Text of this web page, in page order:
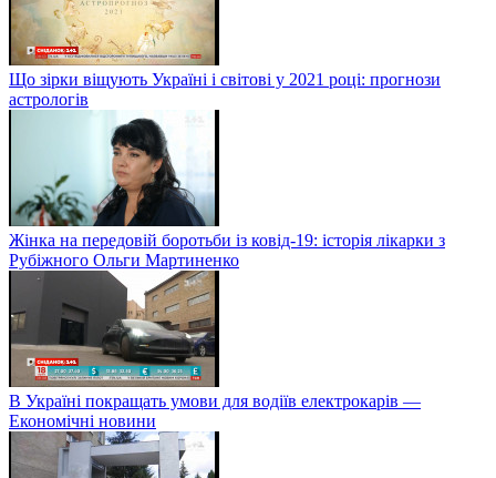
Що зірки віщують Україні і світові у 2021 році: прогнози
астрологів
Жінка на передовій боротьби із ковід-19: історія лікарки з
Рубіжного Ольги Мартиненко
В Україні покращать умови для водіїв електрокарів —
Економічні новини